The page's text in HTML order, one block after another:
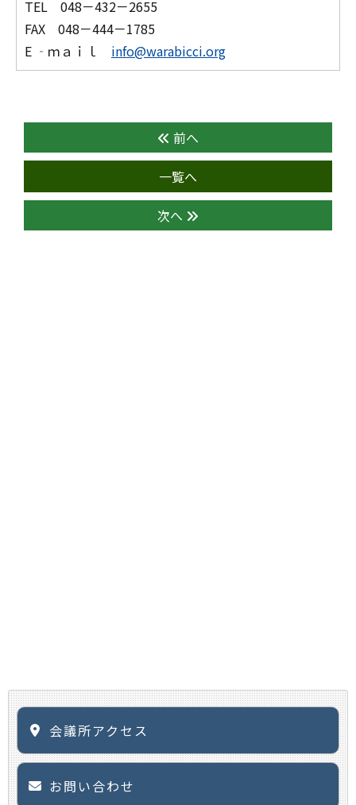
会議所アクセス
お問い合わせ
TEL 048－432－2655
FAX 048－444－1785
E ‐ｍａｉｌ info@warabicci.org
前へ
一覧へ
次へ